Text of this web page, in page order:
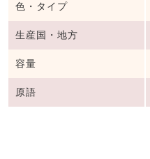
色・タイプ
生産国・地方
容量
原語